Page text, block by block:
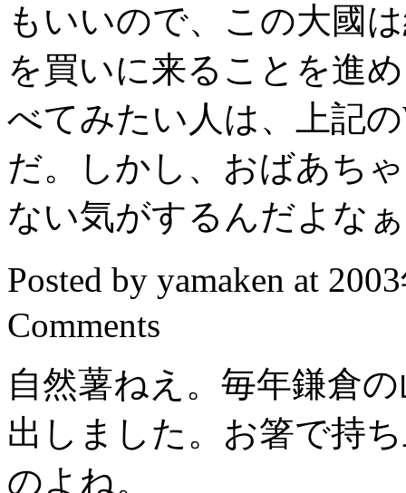
もいいので、この大國
を買いに来ることを進
べてみたい人は、上記
だ。しかし、おばあち
ない気がするんだよな
Posted by yamaken at
Comments
自然薯ねえ。毎年鎌倉
出しました。お箸で持
のよね。